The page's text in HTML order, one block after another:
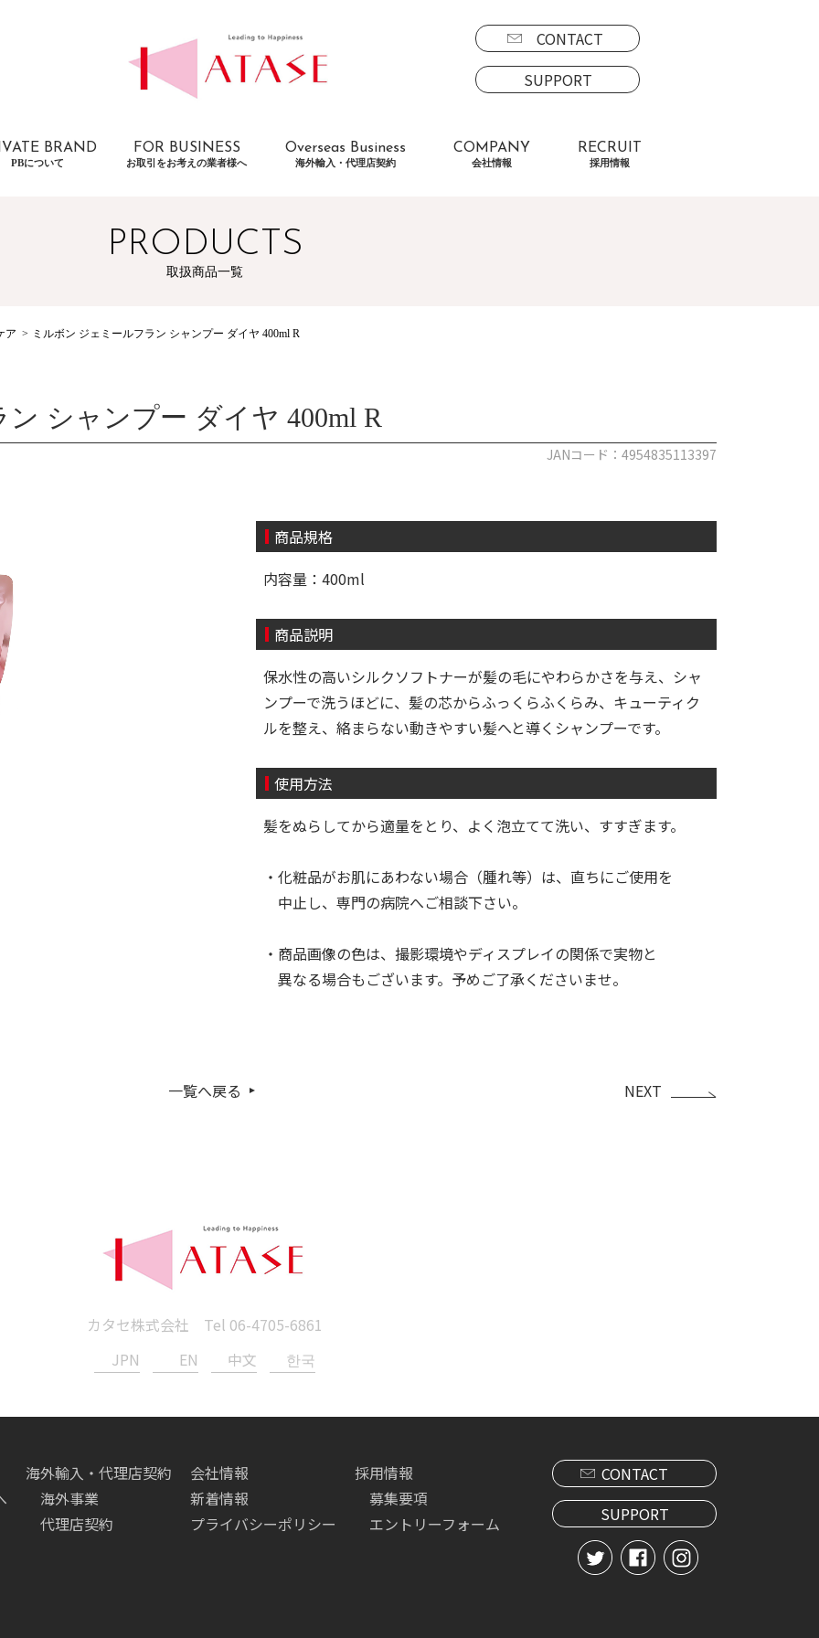
CONTACT
SUPPORT
BRAND
PBについて
FOR BUSINESS
お取引をお考えの業者様へ
Overseas Business
海外輸入・代理店契約
COMPANY
会社情報
RECRUIT
採用情報
PRODUCTS
取扱商品一覧
ア ミルボン ジェミールフラン シャンプー ダイヤ 400ml R
シャンプー ダイヤ 400ml R
JANコード：4954835113397
商品規格
内容量：400ml
商品説明
保水性の高いシルクソフトナーが髪の毛にやわらかさを与え、シャ
ンプーで洗うほどに、髪の芯からふっくらふくらみ、キューティク
ルを整え、絡まらない動きやすい髪へと導くシャンプーです。
使用方法
髪をぬらしてから適量をとり、よく泡立てて洗い、すすぎます。
・化粧品がお肌にあわない場合（腫れ等）は、直ちにご使用を
中止し、専門の病院へご相談下さい。
・商品画像の色は、撮影環境やディスプレイの関係で実物と
異なる場合もございます。予めご了承くださいませ。
一覧へ戻る NEXT
カタセ株式会社 Tel 06-4705-6861
JPN
EN 中文 한국
海外輸入・代理店契約
海外事業
代理店契約
会社情報
新着情報
プライバシーポリシー
採用情報
募集要項
エントリーフォーム
CONTACT
SUPPORT